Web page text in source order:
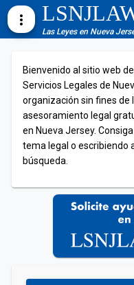
more_vert
Las Leyes en Nueva
Bienvenido al sitio web
Servicios Legales de
organización sin fines
asesoramiento legal
en Nueva Jersey.
tema legal o escribiendo
búsqueda.